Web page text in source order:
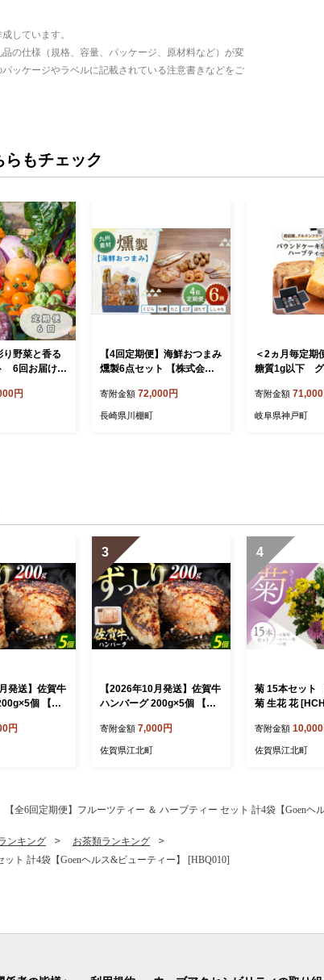
しています。
の仕様（規格、容量、パッケージ、原材料など）が変
ッケージやラベルに記載されている注意書きなどをご
もチェック
り野菜と香る
6回お届け
円
【4回定期便】海鮮おつまみ
燻製6点セット 【株式会社
寄附金額 72,000円
長崎県川棚町
＜2ヵ月毎定期
糖質1g以下 グ
ブティーのセッ
013417】
寄附金額 71,000
岐阜県神戸町
発送】佐賀牛
個 【肉
円
3
【2026年10月発送】佐賀牛
ハンバーグ 200g×5個 【肉
寄附金額 7,000円
佐賀県江北町
4
菊 15本セット
菊 生花 花
寄附金額 10,000
佐賀県江北町
【全6回定期便】フルーツティー ＆ ハーブティー セット 計4袋【Goenヘ
ンキング
お茶類ランキング
ト 計4袋【Goenヘルス&ビューティー】 [HBQ010]